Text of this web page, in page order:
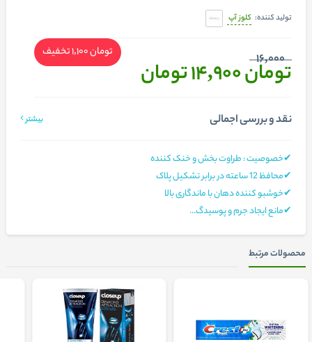
تولید کننده: کلوز آپ
16,000
تومان 14,900 تومان
تومان 1,100 تخفیف
نقد و بررسی اجمالی بیشتر
✔خصوصیت : طراوت بخش و خنک کننده
✔محافظ 12 ساعته در برابر تشکیل پلاک
✔خوشبو کننده دهان با ماندگاری بالا
✔مانع ایجاد جرم و پوسیدگ...
محصولات مرتبط